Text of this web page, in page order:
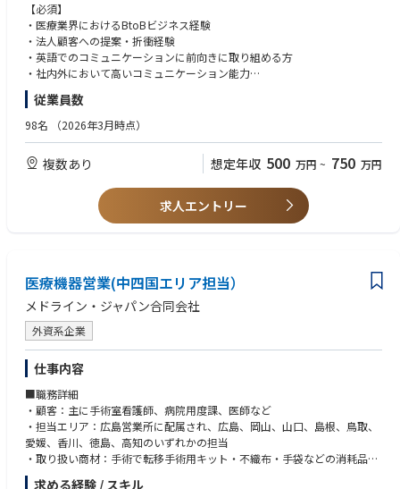
【必須】
・医療業界におけるBtoBビジネス経験
・法人顧客への提案・折衝経験
・英語でのコミュニケーションに前向きに取り組める方
・社内外において高いコミュニケーション能力
・チームとしての活動に抵抗のない方
【尚可】
・人工呼吸器などの呼吸領域および/もしくは麻酔領域の知見
・在宅医療（在宅酸素・在宅人工呼吸等）の経験
・新規事業や新製品の立ち上げに関わった経験
・マーケティング経験者
・英語を用いた業務経験（目安：TOEIC 730点以上）
従業員数
98名 （2026年3月時点）
複数あり 想定年収 500 万円 ~ 750 万円
求人エントリー
医療機器営業(中四国エリア担当）
メドライン・ジャパン合同会社
外資系企業
仕事内容
■職務詳細
・顧客：主に手術室看護師、病院用度課、医師など
・担当エリア：広島営業所に配属され、広島、岡山、山口、島根、鳥取、
愛媛、香川、徳島、高知のいずれかの担当
・取り扱い商材：手術で転移手術用キット・不織布・手袋などの消耗品
（ディスポーザブル製品）
求める経験 / スキル